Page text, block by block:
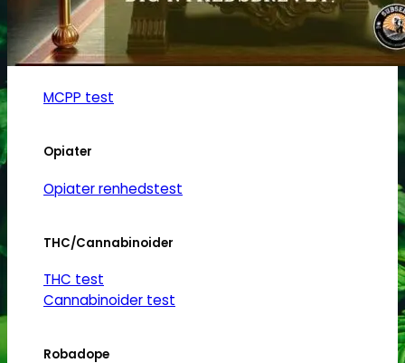
Ketamin renhedstest
MCPP
MCPP test
Opiater
Opiater renhedstest
THC/Cannabinoider
THC test
Cannabinoider test
Robadope